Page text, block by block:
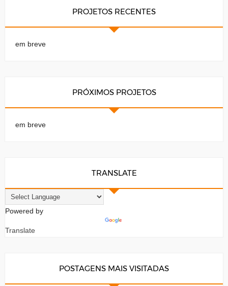
PROJETOS RECENTES
em breve
PRÓXIMOS PROJETOS
em breve
TRANSLATE
Powered by
Translate
POSTAGENS MAIS VISITADAS